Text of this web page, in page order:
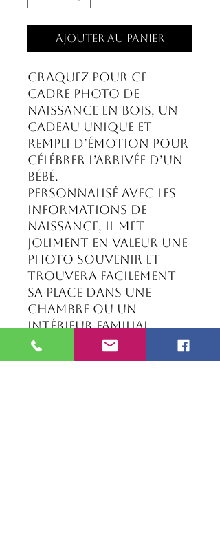
Ajouter au panier
Craquez pour ce
cadre photo de
naissance en bois, un
cadeau unique et
rempli d’émotion pour
célébrer l’arrivée d’un
bébé.
Personnalisé avec les
informations de
naissance, il met
joliment en valeur une
photo souvenir et
trouvera facilement
sa place dans une
chambre ou un
intérieur familial.
Personnalisation
incluse :